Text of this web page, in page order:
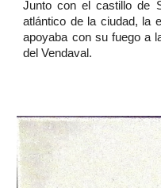
Junto con el castillo de
atlántico de la ciudad, la
apoyaba con su fuego a
del Vendaval.